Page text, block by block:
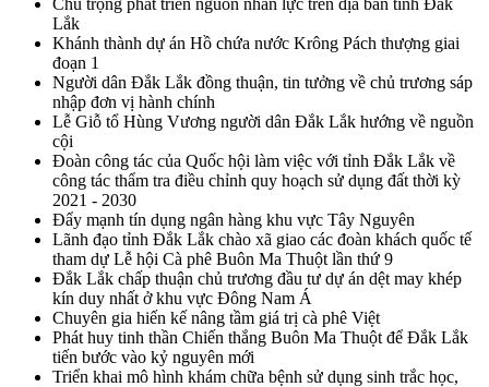
Chú trọng phát triển nguồn nhân lực trên địa bàn tỉnh Đắk
Lắk
Khánh thành dự án Hồ chứa nước Krông Pách thượng giai
đoạn 1
Người dân Đắk Lắk đồng thuận, tin tưởng về chủ trương sáp
nhập đơn vị hành chính
Lễ Giỗ tổ Hùng Vương người dân Đắk Lắk hướng về nguồn
cội
Đoàn công tác của Quốc hội làm việc với tỉnh Đắk Lắk về
công tác thẩm tra điều chỉnh quy hoạch sử dụng đất thời kỳ
2021 - 2030
Đẩy mạnh tín dụng ngân hàng khu vực Tây Nguyên
Lãnh đạo tỉnh Đắk Lắk chào xã giao các đoàn khách quốc tế
tham dự Lễ hội Cà phê Buôn Ma Thuột lần thứ 9
Đắk Lắk chấp thuận chủ trương đầu tư dự án dệt may khép
kín duy nhất ở khu vực Đông Nam Á
Chuyên gia hiến kế nâng tầm giá trị cà phê Việt
Phát huy tinh thần Chiến thắng Buôn Ma Thuột để Đắk Lắk
tiến bước vào kỷ nguyên mới
Triển khai mô hình khám chữa bệnh sử dụng sinh trắc học,